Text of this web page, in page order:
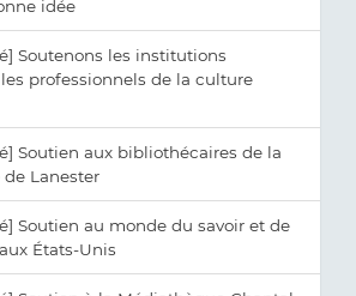
idée
Soutenons les institutions
professionnels de la culture
Soutien aux bibliothécaires de la
Lanester
Soutien au monde du savoir et de
États-Unis